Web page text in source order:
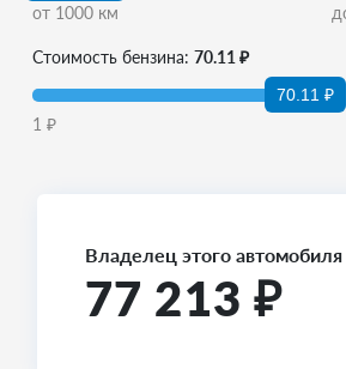
от 1000 км
Стоимость бензина:70.11 ₽
70.11 ₽
1 ₽
Владелец этого автомобиля
77 213 ₽